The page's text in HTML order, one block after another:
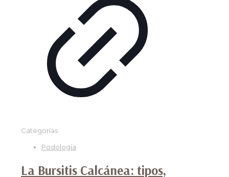
Categorías
Podología
La Bursitis Calcánea: tipos,